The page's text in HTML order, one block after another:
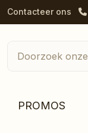
Contacteer ons
PROMOS